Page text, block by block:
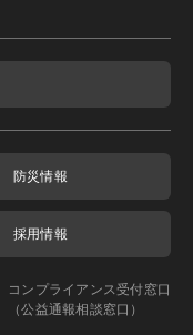
防災情報
採用情報
コンプライアンス受付窓口
（公益通報相談窓口）